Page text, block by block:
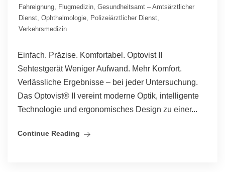
Fahreignung
Flugmedizin Gesundheitsamt – Amtsärztlicher
Dienst Ophthalmologie Polizeiärztlicher Dienst
Verkehrsmedizin
Einfach. Präzise. Komfortabel. Optovist II
Sehtestgerät Weniger Aufwand. Mehr Komfort.
Verlässliche Ergebnisse – bei jeder Untersuchung.
Das Optovist® II vereint moderne Optik, intelligente
Technologie und ergonomisches Design zu einer...
Continue Reading